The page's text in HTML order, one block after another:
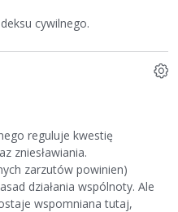
cywilnego.
reguluje kwestię
zniesławiania.
zarzutów powinien)
działania wspólnoty. Ale
wspomniana tutaj,